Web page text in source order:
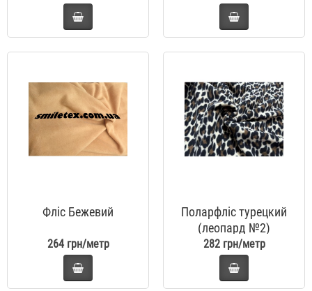
Фліс Бежевий
264 грн/метр
Поларфліс турецкий
(леопард №2)
282 грн/метр